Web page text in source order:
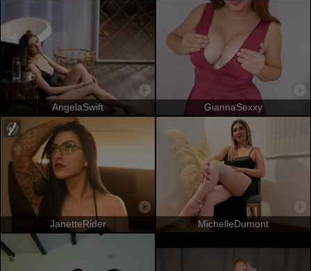
AngelaSwift GiannaSexxy
JanetteRider MichelleDumont